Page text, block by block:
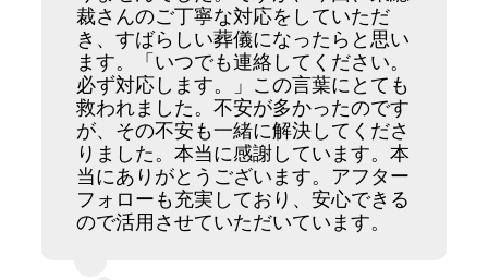
裁さんのご丁寧な対応をしていただ
き、すばらしい葬儀になったらと思い
ます。「いつでも連絡してください。
必ず対応します。」この言葉にとても
救われました。不安が多かったのです
が、その不安も一緒に解決してくださ
りました。本当に感謝しています。本
当にありがとうございます。アフター
フォローも充実しており、安心できる
ので活用させていただいています。